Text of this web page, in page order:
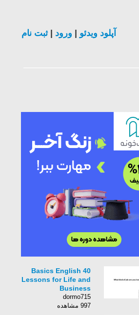
آپلود ویدئو ورود |ثبت نام
40 Basics English
Lessons for Life and
Business
dormo715
997 مشاهده